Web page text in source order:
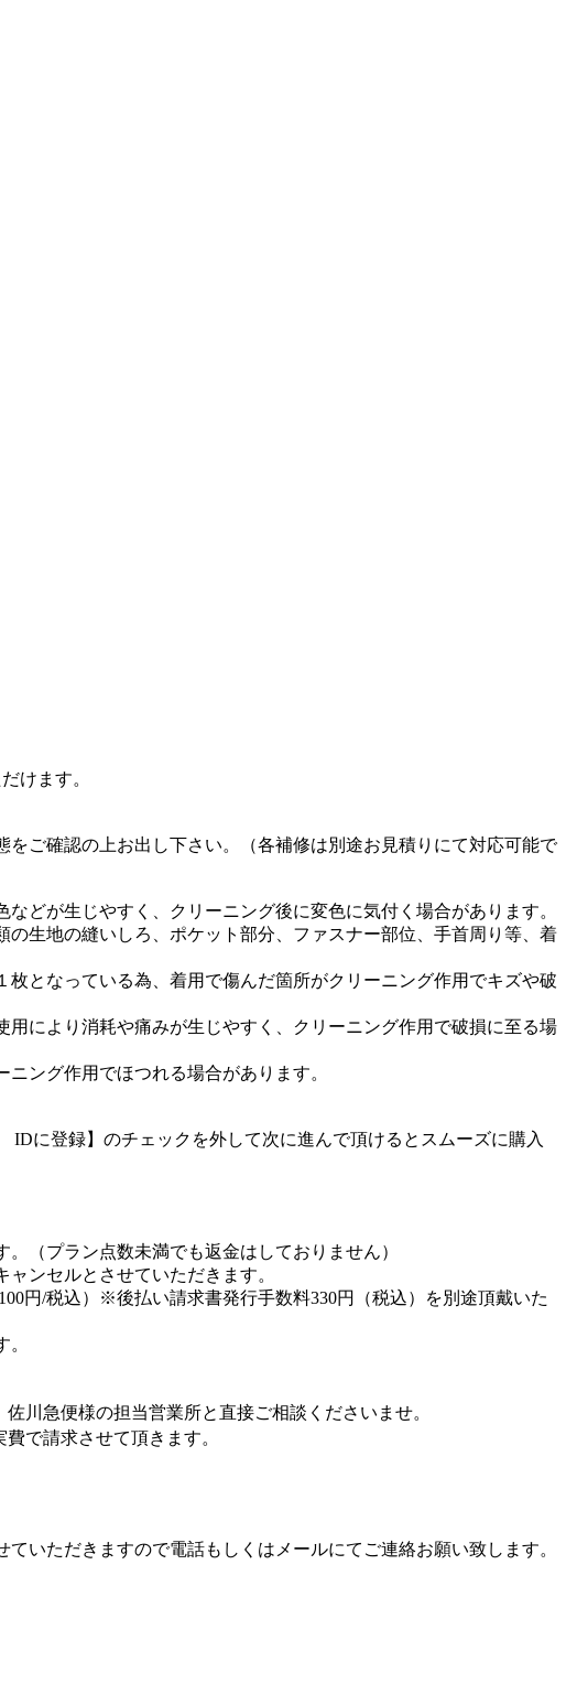
けます。
ご確認の上お出し下さい。（各補修は別途お見積りにて対応可能で
どが生じやすく、クリーニング後に変色に気付く場合があります。
生地の縫いしろ、ポケット部分、ファスナー部位、手首周り等、着
となっている為、着用で傷んだ箇所がクリーニング作用でキズや破
により消耗や痛みが生じやすく、クリーニング作用で破損に至る場
ング作用でほつれる場合があります。
に登録】のチェックを外して次に進んで頂けるとスムーズに購入
（プラン点数未満でも返金はしておりません）
ンセルとさせていただきます。
円/税込）※後払い請求書発行手数料330円（税込）を別途頂戴いた
川急便様の担当営業所と直接ご相談くださいませ。
で請求させて頂きます。
いただきますので電話もしくはメールにてご連絡お願い致します。